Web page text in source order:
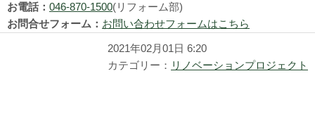
お電話： 046-870-1500(リフォーム部)
お問合せフォーム： お問い合わせフォームはこちら
2021年02月01日 6:20
カテゴリー： リノベーションプロジェクト